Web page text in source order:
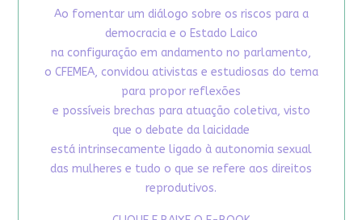
Ao fomentar um diálogo sobre os riscos para a
democracia e o Estado Laico
na configuração em andamento no parlamento,
o CFEMEA, convidou ativistas e estudiosas do tema
para propor reflexões
e possíveis brechas para atuação coletiva, visto
que o debate da laicidade
está intrinsecamente ligado à autonomia sexual
das mulheres e tudo o que se refere aos direitos
reprodutivos.